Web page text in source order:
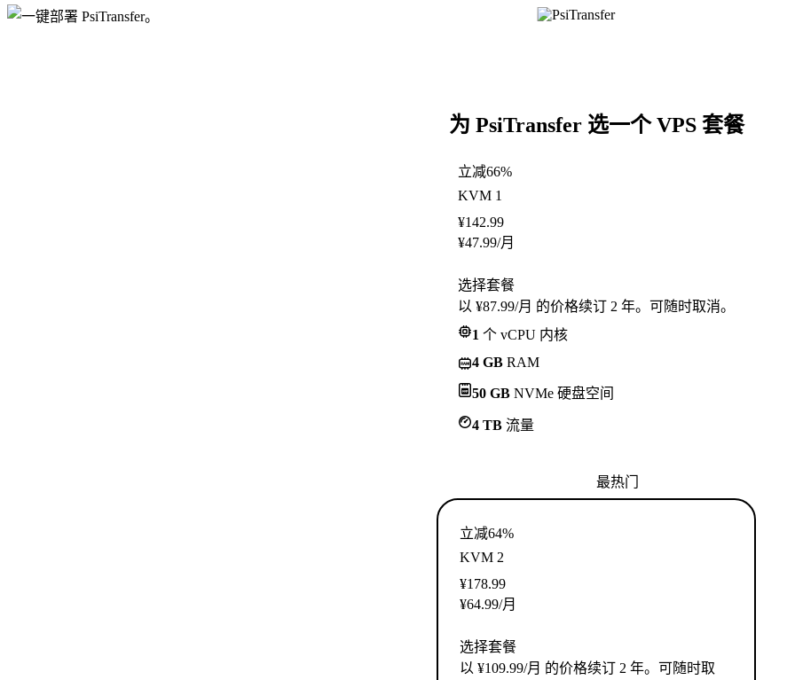
为 PsiTransfer 选一个 VPS 套餐
立减66%
KVM 1
¥142.99
¥47.99/月
选择套餐
以 ¥87.99/月 的价格续订 2 年。可随时取消。
1 个 vCPU 内核
4 GB RAM
50 GB NVMe 硬盘空间
4 TB 流量
最热门
立减64%
KVM 2
¥178.99
¥64.99/月
选择套餐
以 ¥109.99/月 的价格续订 2 年。可随时取